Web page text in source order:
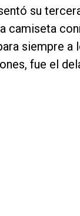
su
camiseta
siempre a
fue el